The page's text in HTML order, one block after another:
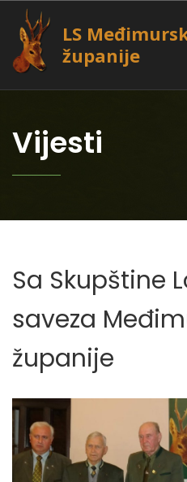
LS
županije
Vijesti
Sa Skupštine
saveza
županije